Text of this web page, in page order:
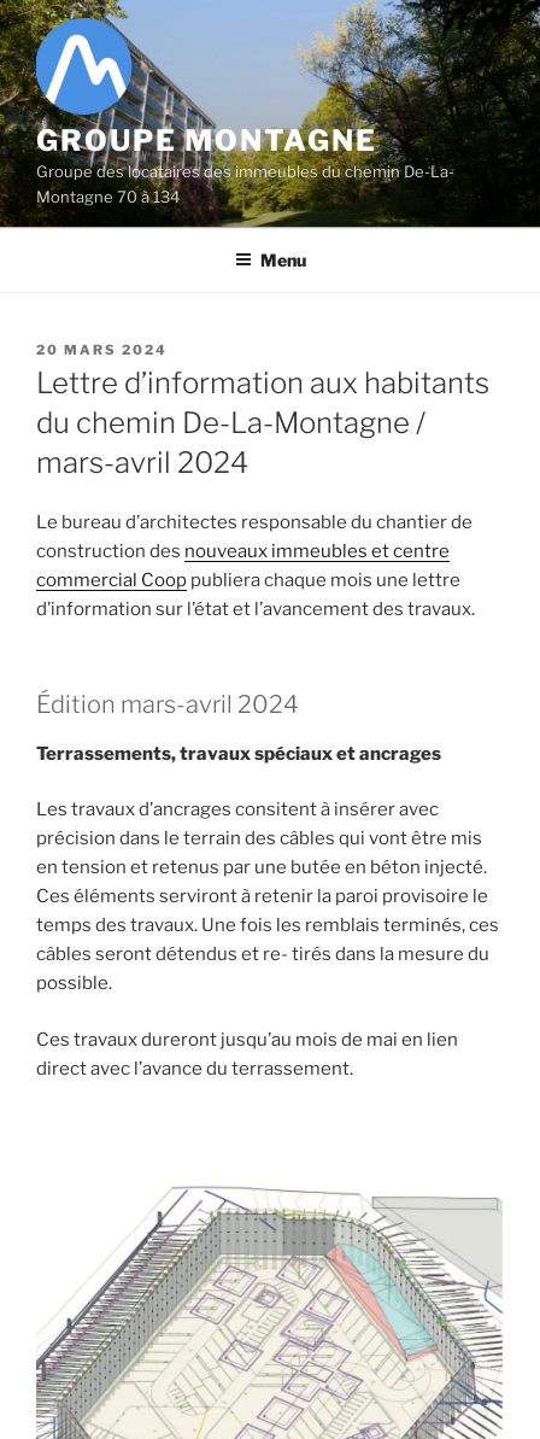
Aller
au
contenu
principal
GROUPE MONTAGNE
Groupe des locataires des immeubles du chemin De-La-
Montagne 70 à 134
Menu
PUBLIÉ
LE
20 MARS 2024
Lettre d’information aux habitants
du chemin De-La-Montagne /
mars-avril 2024
Le bureau d’architectes responsable du chantier de
construction des nouveaux immeubles et centre
commercial Coop publiera chaque mois une lettre
d’information sur l’état et l’avancement des travaux.
Édition mars-avril 2024
Terrassements, travaux spéciaux et ancrages
Les travaux d’ancrages consitent à insérer avec
précision dans le terrain des câbles qui vont être mis
en tension et retenus par une butée en béton injecté.
Ces éléments serviront à retenir la paroi provisoire le
temps des travaux. Une fois les remblais terminés, ces
câbles seront détendus et re- tirés dans la mesure du
possible.
Ces travaux dureront jusqu’au mois de mai en lien
direct avec l’avance du terrassement.